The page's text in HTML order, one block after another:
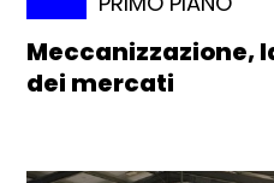
Meccanizzazione,
dei mercati